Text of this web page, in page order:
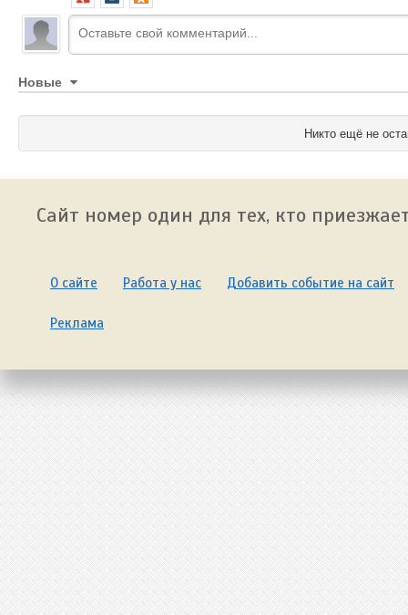
Новые
Никто ещё не
Сайт номер один для тех, кто
О сайте Работа у нас Добавить событие на сайт
Реклама